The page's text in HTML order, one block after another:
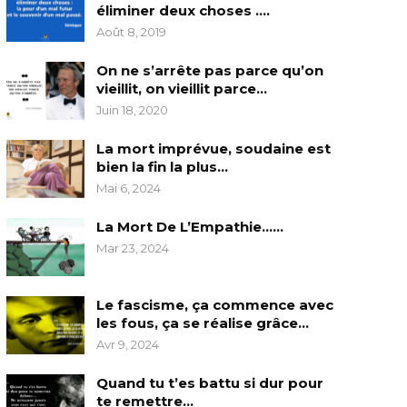
éliminer deux choses ….
Août 8, 2019
On ne s’arrête pas parce qu’on
vieillit, on vieillit parce…
Juin 18, 2020
La mort imprévue, soudaine est
bien la fin la plus…
Mai 6, 2024
La Mort De L’Empathie……
Mar 23, 2024
Le fascisme, ça commence avec
les fous, ça se réalise grâce…
Avr 9, 2024
Quand tu t’es battu si dur pour
te remettre…